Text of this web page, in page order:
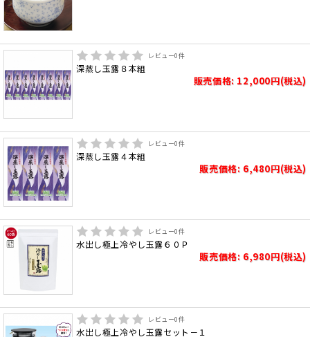
レビュー0件
深蒸し玉露８本組
販売価格: 12,000円(税込)
レビュー0件
深蒸し玉露４本組
販売価格: 6,480円(税込)
レビュー0件
水出し極上冷やし玉露６０Ｐ
販売価格: 6,980円(税込)
レビュー0件
水出し極上冷やし玉露セット－１